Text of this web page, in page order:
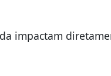
impactam